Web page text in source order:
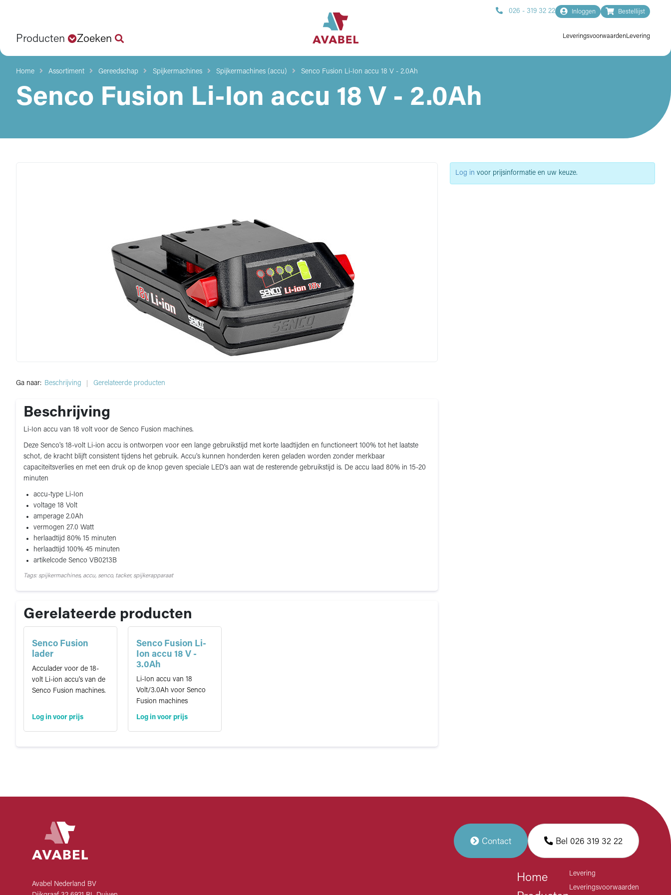
Producten Zoeken
026 - 319 32 22 Inloggen Bestellijst
LeveringsvoorwaardenLevering
Home Assortiment Gereedschap Spijkermachines Spijkermachines (accu) Senco Fusion Li-Ion accu 18 V - 2.0Ah
Senco Fusion Li-Ion accu 18 V - 2.0Ah
Ga naar: Beschrijving Gerelateerde producten
Beschrijving
Li-Ion accu van 18 volt voor de Senco Fusion machines.
Deze Senco's 18-volt Li-ion accu is ontworpen voor een lange gebruikstijd met korte laadtijden en functioneert 100% tot het laatste
schot, de kracht blijft consistent tijdens het gebruik. Accu's kunnen honderden keren geladen worden zonder merkbaar
capaciteitsverlies en met een druk op de knop geven speciale LED's aan wat de resterende gebruikstijd is. De accu laad 80% in 15-20
minuten
accu-type Li-Ion
voltage 18 Volt
amperage 2.0Ah
vermogen 27.0 Watt
herlaadtijd 80% 15 minuten
herlaadtijd 100% 45 minuten
artikelcode Senco VB0213B
Tags: spijkermachines, accu, senco, tacker, spijkerapparaat
Gerelateerde producten
Senco Fusion
lader
Acculader voor de 18-
volt Li-ion accu's van de
Senco Fusion machines.
Log in voor prijs
Senco Fusion Li-
Ion accu 18 V -
3.0Ah
Li-Ion accu van 18
Volt/3.0Ah voor Senco
Fusion machines
Log in voor prijs
Log in voor prijsinformatie en uw keuze.
Contact Bel 026 319 32 22
Avabel Nederland BV
Home
Levering
Leveringsvoorwaarden